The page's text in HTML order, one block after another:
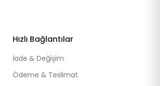
Hızlı Bağlantılar
İade & Değişim
Ödeme & Teslimat